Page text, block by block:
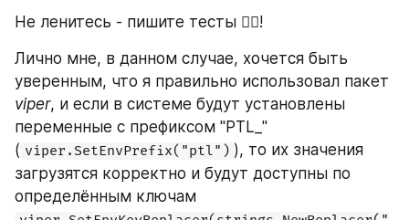
Не ленитесь - пишите тесты 👨‍✈️!
Лично мне, в данном случае, хочется быть
viper, и если в системе будут установлены
переменные с префиксом "PTL_"
( viper.SetEnvPrefix("ptl") ), то их значения
загрузятся корректно и будут доступны по